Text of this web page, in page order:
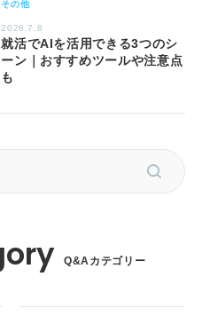
その他
2026.7.8
就活でAIを活用できる3つのシ
ーン｜おすすめツールや注意点
も
Q&Aカテゴリー